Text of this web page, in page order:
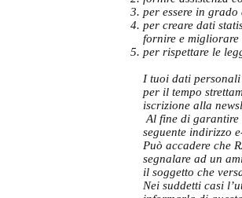
per essere in
per creare dati
fornire e
per rispettare le
I tuoi dati
per il tempo
iscrizione alla
Al fine di garantire
seguente indirizzo
Può accadere che
segnalare ad un
il soggetto che
Nei suddetti casi